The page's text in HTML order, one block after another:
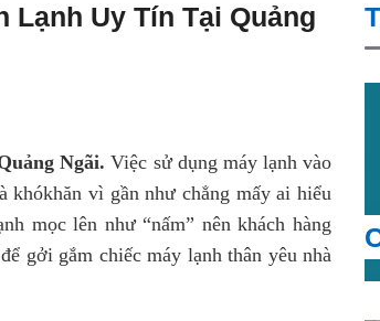
Lạnh Uy Tín Tại Quảng
Ngãi.Việc sử dụng máy lạnh vào
vì gần như chẳng mấy ai hiểu
mọc lên như “nấm” nên khách hàng
gởi gắm chiếc máy lạnh thân yêu nhà